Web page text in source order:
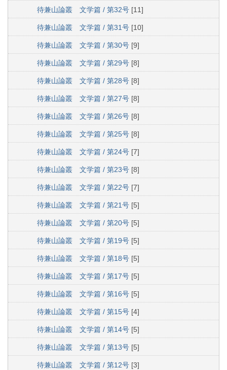
待兼山論叢 文学篇 / 第32号 [11]
待兼山論叢 文学篇 / 第31号 [10]
待兼山論叢 文学篇 / 第30号 [9]
待兼山論叢 文学篇 / 第29号 [8]
待兼山論叢 文学篇 / 第28号 [8]
待兼山論叢 文学篇 / 第27号 [8]
待兼山論叢 文学篇 / 第26号 [8]
待兼山論叢 文学篇 / 第25号 [8]
待兼山論叢 文学篇 / 第24号 [7]
待兼山論叢 文学篇 / 第23号 [8]
待兼山論叢 文学篇 / 第22号 [7]
待兼山論叢 文学篇 / 第21号 [5]
待兼山論叢 文学篇 / 第20号 [5]
待兼山論叢 文学篇 / 第19号 [5]
待兼山論叢 文学篇 / 第18号 [5]
待兼山論叢 文学篇 / 第17号 [5]
待兼山論叢 文学篇 / 第16号 [5]
待兼山論叢 文学篇 / 第15号 [4]
待兼山論叢 文学篇 / 第14号 [5]
待兼山論叢 文学篇 / 第13号 [5]
待兼山論叢 文学篇 / 第12号 [3]